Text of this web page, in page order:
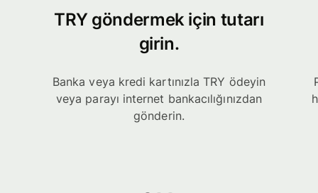
TRY göndermek için tutarı
girin.
Banka veya kredi kartınızla TRY ödeyin
veya parayı internet bankacılığınızdan
gönderin.